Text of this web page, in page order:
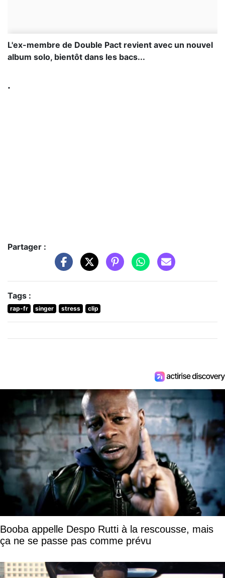
L'ex-membre de Double Pact revient avec un nouvel
album solo, bientôt dans les bacs...
.
Partager :
Tags :
rap-fr singer stress clip
Booba appelle Despo Rutti à la rescousse, mais
ça ne se passe pas comme prévu